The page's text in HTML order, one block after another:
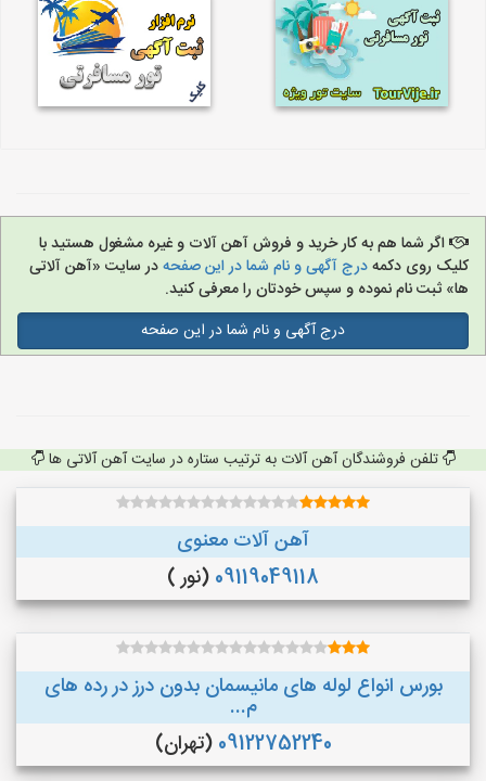
اگر شما هم به کار خرید و فروش آهن آلات و غیره مشغول هستید با
کلیک روی دکمهدرج آگهی و نام شما در این صفحهدر سایت «آهن آلاتی
ها» ثبت نام نموده و سپس خودتان را معرفی کنید.
درج آگهی و نام شما در این صفحه
تلفن فروشندگان آهن آلات به ترتیب ستاره در سایت آهن آلاتی ها
آهن آلات معنوی
09119049118 (نور )
بورس انواع لوله های مانیسمان بدون درز در رده های
م...
09122752240 (تهران)